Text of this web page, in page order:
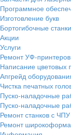
Программное
Изготовление букв
Бортогибочные станки
Акции
Услуги
Ремонт УФ-принтеров
Написание цветовых
Апгрейд
Чистка печатных
Пуско-наладочные
Пуско-наладочные
Ремонт станков с ЧПУ
Ремонт